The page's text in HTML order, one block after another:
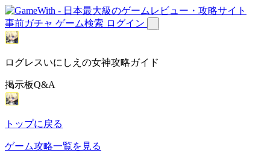
事前ガチャ ゲーム検索 ログイン
ログレスいにしえの女神攻略ガイド
掲示板Q&A
トップに戻る
ゲーム攻略一覧を見る